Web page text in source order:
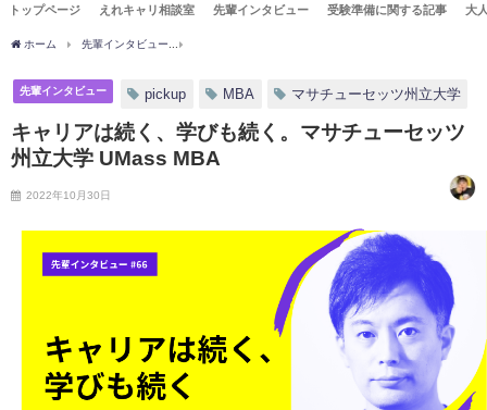
トップページ えれキャリ相談室 先輩インタビュー 受験準備に関する記事 大
ホーム 先輩インタビュー
先輩インタビュー pickup MBA マサチューセッツ州立大学
キャリアは続く、学びも続く。マサチューセッツ
州立大学 UMass MBA
2022年10月30日